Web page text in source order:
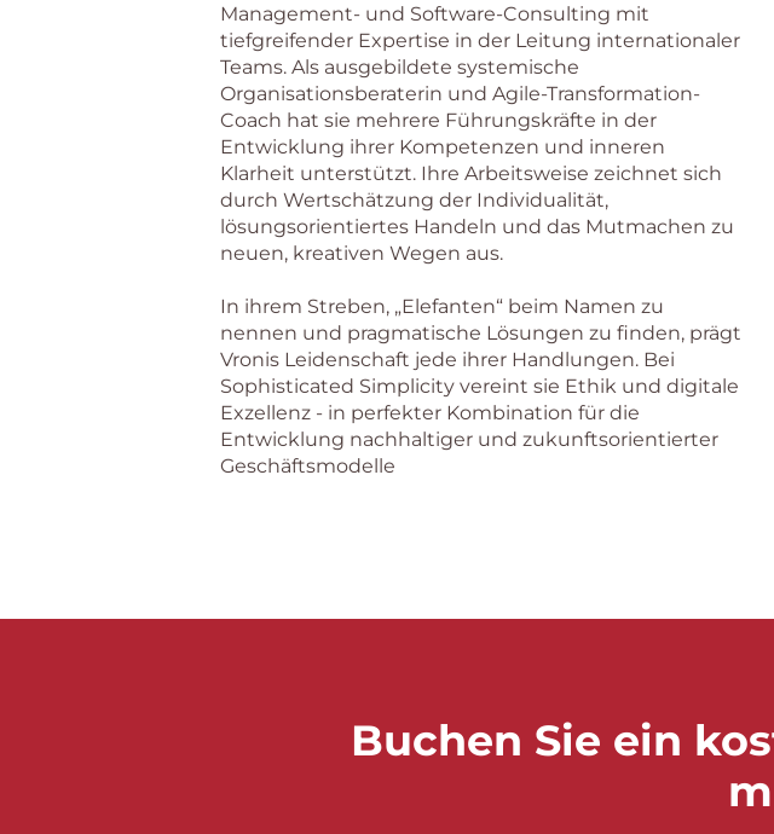
Management- und Software-Consulting mit
tiefgreifender Expertise in der Leitung internationaler
Teams. Als ausgebildete systemische
Organisationsberaterin und Agile-Transformation-
Coach hat sie mehrere Führungskräfte in der
Entwicklung ihrer Kompetenzen und inneren
Klarheit unterstützt. Ihre Arbeitsweise zeichnet sich
durch Wertschätzung der Individualität,
lösungsorientiertes Handeln und das Mutmachen zu
neuen, kreativen Wegen aus.
​In ihrem Streben, „Elefanten“ beim Namen zu
nennen und pragmatische Lösungen zu finden, prägt
Vronis Leidenschaft jede ihrer Handlungen. Bei
Sophisticated Simplicity vereint sie Ethik und digitale
Exzellenz - in perfekter Kombination für die
Entwicklung nachhaltiger und zukunftsorientierter
Geschäftsmodelle
Buchen Sie ein